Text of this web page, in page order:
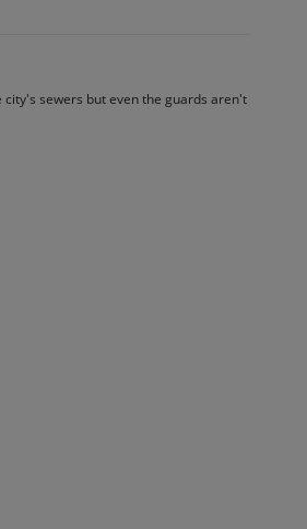
sewers but even the guards aren't